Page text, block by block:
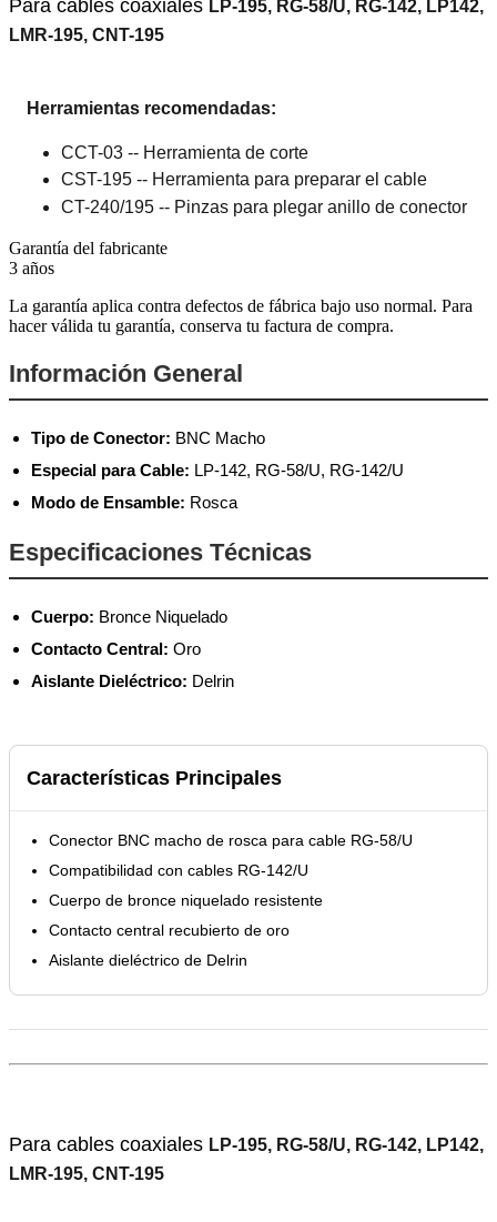
Para cables coaxiales LP-195, RG-58/U, RG-142, LP142,
LMR-195, CNT-195
Herramientas recomendadas:
CCT-03 -- Herramienta de corte
CST-195 -- Herramienta para preparar el cable
CT-240/195 -- Pinzas para plegar anillo de conector
Garantía del fabricante
3 años
La garantía aplica contra defectos de fábrica bajo uso normal. Para
hacer válida tu garantía, conserva tu factura de compra.
Información General
Tipo de Conector: BNC Macho
Especial para Cable: LP-142, RG-58/U, RG-142/U
Modo de Ensamble: Rosca
Especificaciones Técnicas
Cuerpo: Bronce Niquelado
Contacto Central: Oro
Aislante Dieléctrico: Delrin
Características Principales
Conector BNC macho de rosca para cable RG-58/U
Compatibilidad con cables RG-142/U
Cuerpo de bronce niquelado resistente
Contacto central recubierto de oro
Aislante dieléctrico de Delrin
Para cables coaxiales LP-195, RG-58/U, RG-142, LP142,
LMR-195, CNT-195